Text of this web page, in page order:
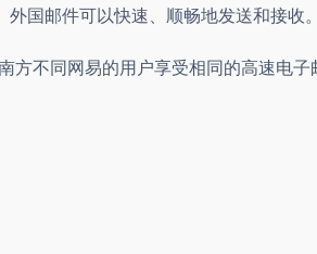
国邮件可以快速、顺畅地发送和接收。
方不同网易的用户享受相同的高速电子